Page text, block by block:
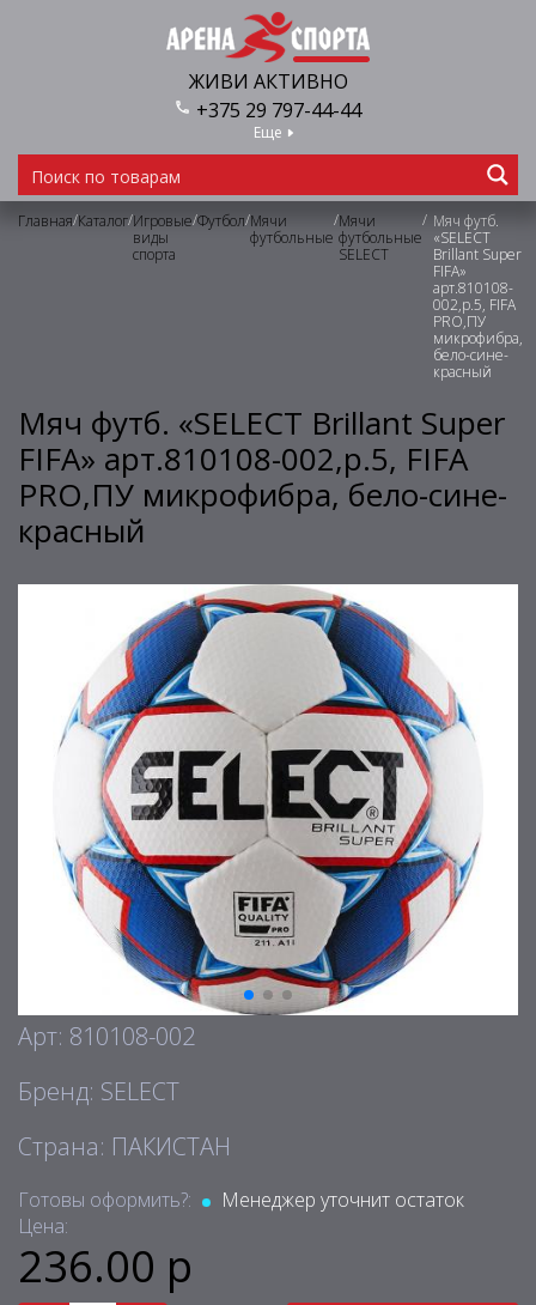
ЖИВИ АКТИВНО
+375 29 797-44-44
Еще
Главная/Каталог/Игровые
виды
спорта
/Футбол/Мячи
футбольные
/Мячи
футбольные
SELECT
/ Мяч футб.
«SELECT
Brillant Super
FIFA»
арт.810108-
002,р.5, FIFA
PRO,ПУ
микрофибра,
бело-сине-
красный
Мяч футб. «SELECT Brillant Super
FIFA» арт.810108-002,р.5, FIFA
PRO,ПУ микрофибра, бело-сине-
красный
Арт: 810108-002
Бренд: SELECT
Страна: ПАКИСТАН
Готовы оформить?:
Менеджер уточнит остаток
Цена:
236.00 р